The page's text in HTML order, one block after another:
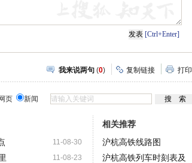
[Ctrl+Enter]
我来说两句 (0) 复制链接 打印
页 新闻
11-08-30
11-08-23
相关推荐
沪杭高铁线路图
沪杭高铁列车时刻表及